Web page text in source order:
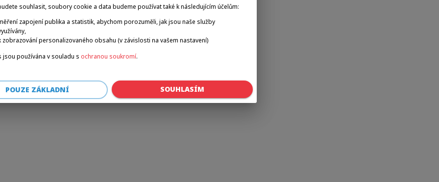
souhlasit, soubory cookie a data budeme používat také k následujícím účelům:
zapojení publika a statistik, abychom porozuměli, jak jsou naše služby
zobrazování personalizovaného obsahu (v závislosti na vašem nastavení)
jsou používána v souladu s ochranou soukromí.
POUZE ZÁKLADNÍ SOUHLASÍM